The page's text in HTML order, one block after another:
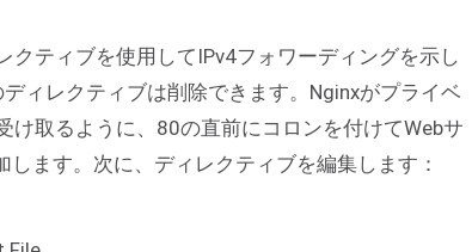
クティブを使用してIPv4フォワーディングを示し
ィレクティブは削除できます。Nginxがプライベ
け取るように、80の直前にコロンを付けてWebサ
ます。次に、ディレクティブを編集します：